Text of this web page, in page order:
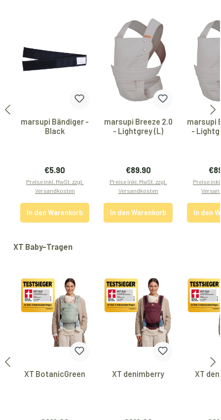
marsupi Bändiger -
Black
Regulärer Preis:
€5.90
Preise inkl. MwSt. zzgl.
Versandkosten
In den Warenkorb
marsupi Breeze 2.0
- Lightgrey (L)
Regulärer Preis:
€89.90
Preise inkl. MwSt. zzgl.
Versandkosten
In den Warenkorb
marsupi
-
Preise
In den
Produktgalerie überspringen
XT Baby-Tragen
XT BotanicGreen XT denimberry XT